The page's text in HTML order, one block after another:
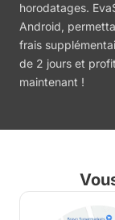
horodatages.
Android,
frais
de 2 jours et
maintenant !